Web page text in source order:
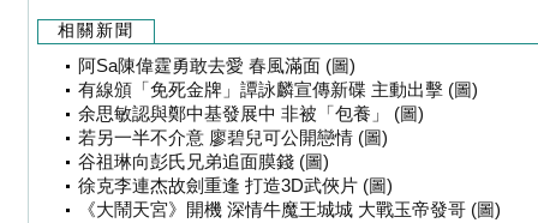
相關新聞
阿Sa陳偉霆勇敢去愛 春風滿面 (圖)
有線頒「免死金牌」譚詠麟宣傳新碟 主動出擊 (圖)
余思敏認與鄭中基發展中 非被「包養」 (圖)
若另一半不介意 廖碧兒可公開戀情 (圖)
谷祖琳向彭氏兄弟追面膜錢 (圖)
徐克李連杰故劍重逢 打造3D武俠片 (圖)
《大鬧天宮》開機 深情牛魔王城城 大戰玉帝發哥 (圖)